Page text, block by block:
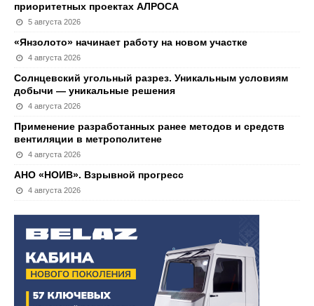
приоритетных проектах АЛРОСА
5 августа 2026
«Янзолото» начинает работу на новом участке
4 августа 2026
Солнцевский угольный разрез. Уникальным условиям
добычи — уникальные решения
4 августа 2026
Применение разработанных ранее методов и средств
вентиляции в метрополитене
4 августа 2026
АНО «НОИВ». Взрывной прогресс
4 августа 2026